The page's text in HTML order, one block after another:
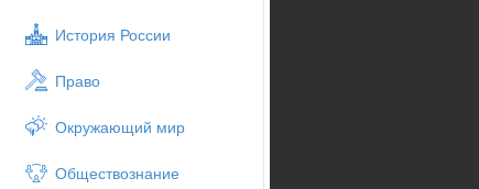
История России
Право
Окружающий мир
Обществознание